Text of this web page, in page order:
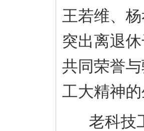
王若维、
突出离退
共同荣誉
工大精神
老科技工